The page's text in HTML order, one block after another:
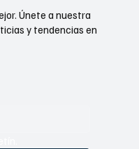
Únete a nuestra
y tendencias en